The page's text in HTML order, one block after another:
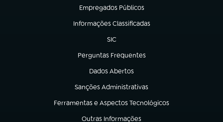
Empregados Públicos
(abre em nova aba)
Informações Classificadas
(abre em nova aba)
SIC
(abre em nova aba)
Perguntas Frequentes
(abre em nova aba)
Dados Abertos
(abre em nova aba)
Sanções Administrativas
(abre em nova aba)
Ferramentas e Aspectos Tecnológicos
(abre em nova aba)
Outras Informações